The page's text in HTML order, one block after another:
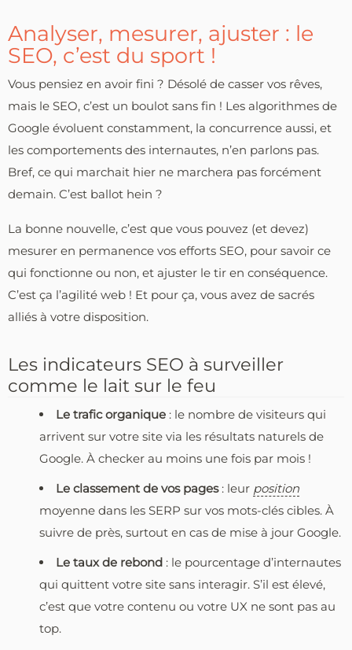
Analyser, mesurer, ajuster : le
SEO, c’est du sport !
Vous pensiez en avoir fini ? Désolé de casser vos rêves,
mais le SEO, c’est un boulot sans fin ! Les algorithmes de
Google évoluent constamment, la concurrence aussi, et
les comportements des internautes, n’en parlons pas.
Bref, ce qui marchait hier ne marchera pas forcément
demain. C’est ballot hein ?
La bonne nouvelle, c’est que vous pouvez (et devez)
mesurer en permanence vos efforts SEO, pour savoir ce
qui fonctionne ou non, et ajuster le tir en conséquence.
C’est ça l’agilité web ! Et pour ça, vous avez de sacrés
alliés à votre disposition.
Les indicateurs SEO à surveiller
comme le lait sur le feu
Le trafic organique : le nombre de visiteurs qui
arrivent sur votre site via les résultats naturels de
Google. À checker au moins une fois par mois !
Le classement de vos pages: leur position
moyenne dans les SERP sur vos mots-clés cibles. À
suivre de près, surtout en cas de mise à jour Google.
Le taux de rebond : le pourcentage d’internautes
qui quittent votre site sans interagir. S’il est élevé,
c’est que votre contenu ou votre UX ne sont pas au
top.